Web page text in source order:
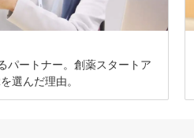
パートナー。創薬スタートア
選んだ理由。